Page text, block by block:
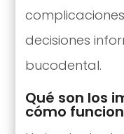
decisiones
bucodental.
Qué son los
cómo